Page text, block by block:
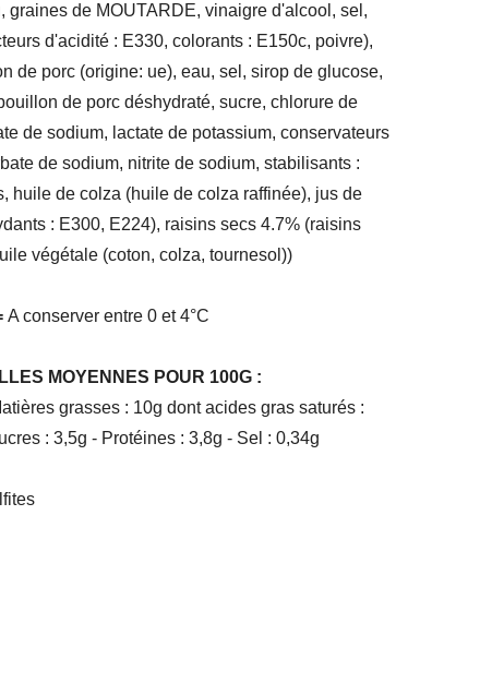
graines de MOUTARDE, vinaigre d'alcool, sel,
d'acidité : E330, colorants : E150c, poivre),
de porc (origine: ue), eau, sel, sirop de glucose,
de porc déshydraté, sucre, chlorure de
de sodium, lactate de potassium, conservateurs
de sodium, nitrite de sodium, stabilisants :
huile de colza (huile de colza raffinée), jus de
: E300, E224), raisins secs 4.7% (raisins
végétale (coton, colza, tournesol))
A conserver entre 0 et 4°C
MOYENNES POUR 100G :
grasses : 10g dont acides gras saturés :
: 3,5g - Protéines : 3,8g - Sel : 0,34g